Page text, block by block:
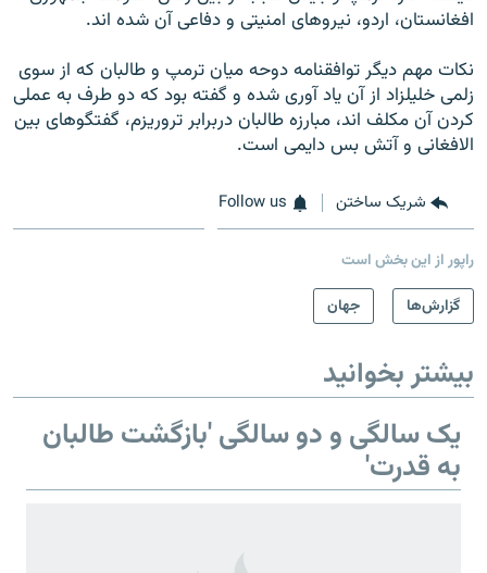
افغانستان، اردو، نیروهای امنیتی و دفاعی آن شده اند.
نکات مهم دیگر توافقنامه دوحه میان ترمپ و طالبان که از سوی
زلمی خلیلزاد از آن یاد آوری شده و گفته بود که دو طرف به عملی
کردن آن مکلف اند، مبارزه طالبان دربرابر تروریزم، گفتگوهای بین
الافغانی و آتش بس دایمی است.
شریک ساختن Follow us
راپور از این بخش است
گزارش‌ها
جهان
بیشتر بخوانید
یک سالگی و دو سالگی 'بازگشت طالبان
به قدرت'